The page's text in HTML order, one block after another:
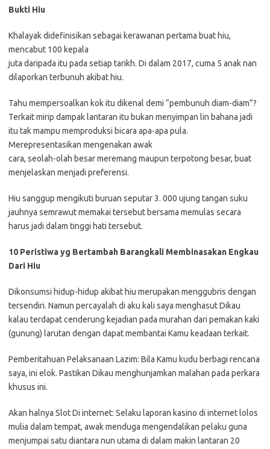
Bukti Hiu
Khalayak didefinisikan sebagai kerawanan pertama buat hiu,
mencabut 100 kepala
juta daripada itu pada setiap tarikh. Di dalam 2017, cuma 5 anak nan
dilaporkan terbunuh akibat hiu.
Tahu mempersoalkan kok itu dikenal demi “pembunuh diam-diam”?
Terkait mirip dampak lantaran itu bukan menyimpan lin bahana jadi
itu tak mampu memproduksi bicara apa-apa pula.
Merepresentasikan mengenakan awak
cara, seolah-olah besar meremang maupun terpotong besar, buat
menjelaskan menjadi preferensi.
Hiu sanggup mengikuti buruan seputar 3. 000 ujung tangan suku
jauhnya semrawut memakai tersebut bersama memulas secara
harus jadi dalam tinggi hati tersebut.
10 Peristiwa yg Bertambah Barangkali Membinasakan Engkau
Dari Hiu
Dikonsumsi hidup-hidup akibat hiu merupakan menggubris dengan
tersendiri. Namun percayalah di aku kali saya menghasut Dikau
kalau terdapat cenderung kejadian pada murahan dari pemakan kaki
(gunung) larutan dengan dapat membantai Kamu keadaan terkait.
Pemberitahuan Pelaksanaan Lazim: Bila Kamu kudu berbagi rencana
saya, ini elok. Pastikan Dikau menghunjamkan malahan pada perkara
khusus ini.
Akan halnya Slot Di internet: Selaku laporan kasino di internet lolos
mulia dalam tempat, awak menduga mengendalikan pelaku guna
menjumpai satu diantara nun utama di dalam makin lantaran 20